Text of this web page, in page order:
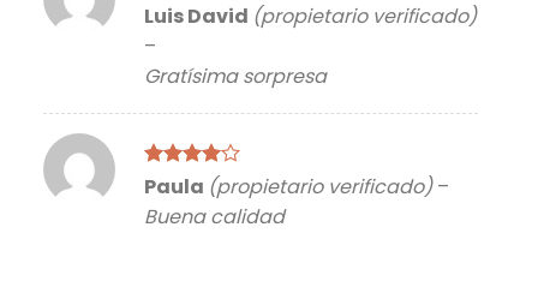
Valorado
Luis David (propietario verificado)
–
Gratísima sorpresa
Valorado
de
5
Paula (propietario verificado) –
Buena calidad